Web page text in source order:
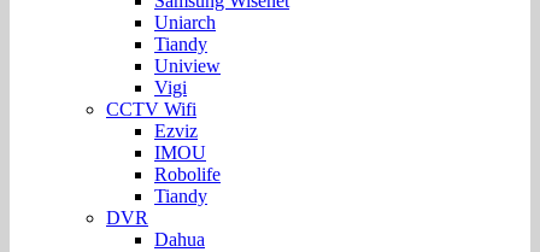
Uniarch
Tiandy
Uniview
Vigi
CCTV Wifi
Ezviz
IMOU
Robolife
Tiandy
DVR
Dahua